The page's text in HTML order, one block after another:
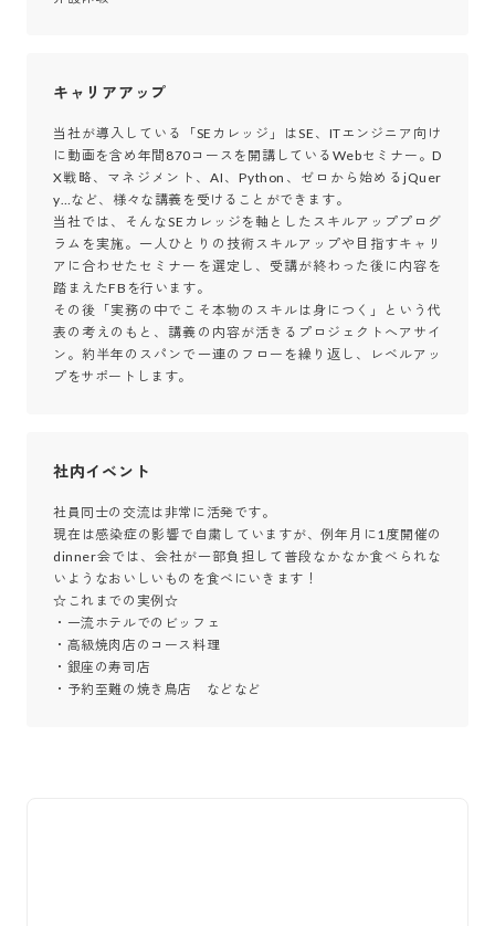
キャリアアップ
当社が導入している「SEカレッジ」はSE、ITエンジニア向け
に動画を含め年間870コースを開講しているWebセミナー。D
X戦略、マネジメント、AI、Python、ゼロから始めるjQuer
y…など、様々な講義を受けることができます。
当社では、そんなSEカレッジを軸としたスキルアッププログ
ラムを実施。一人ひとりの技術スキルアップや目指すキャリ
アに合わせたセミナーを選定し、受講が終わった後に内容を
踏まえたFBを行います。
その後「実務の中でこそ本物のスキルは身につく」という代
表の考えのもと、講義の内容が活きるプロジェクトへアサイ
ン。約半年のスパンで一連のフローを繰り返し、レベルアッ
プをサポートします。
社内イベント
社員同士の交流は非常に活発です。
現在は感染症の影響で自粛していますが、例年月に1度開催の
dinner会では、会社が一部負担して普段なかなか食べられな
いようなおいしいものを食べにいきます！
☆これまでの実例☆
・一流ホテルでのビッフェ
・高級焼肉店のコース料理
・銀座の寿司店
・予約至難の焼き鳥店　などなど